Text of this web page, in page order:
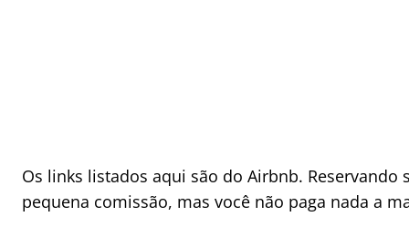
Os links listados aqui são do Airbnb.
pequena comissão, mas você não paga nada a